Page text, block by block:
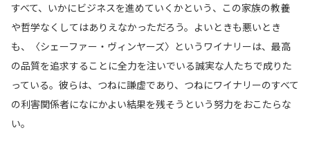
すべて、いかにビジネスを進めていくかという、この家族の教養
や哲学なくしてはありえなかっただろう。よいときも悪いとき
も、〈シェーファー・ヴィンヤーズ〉というワイナリーは、最高
の品質を追求することに全力を注いでいる誠実な人たちで成りた
っている。彼らは、つねに謙虚であり、つねにワイナリーのすべて
の利害関係者になにかよい結果を残そうという努力をおこたらな
い。